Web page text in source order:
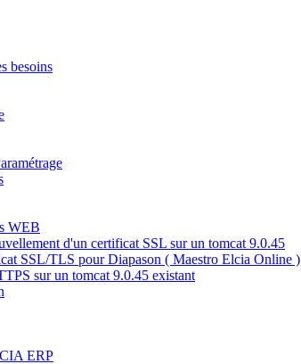
besoins
WEB
d'un certificat SSL sur un tomcat 9.0.45
SSL/TLS pour Diapason ( Maestro Elcia Online )
sur un tomcat 9.0.45 existant
ERP